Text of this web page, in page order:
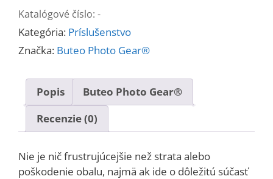
Buteo
Mark
III
rôzne
kamufláže
Katalógové číslo: -
Kategória: Príslušenstvo
Značka: Buteo Photo Gear®
Popis
Buteo Photo Gear®
Recenzie (0)
Nie je nič frustrujúcejšie než strata alebo
poškodenie obalu, najmä ak ide o dôležitú súčasť